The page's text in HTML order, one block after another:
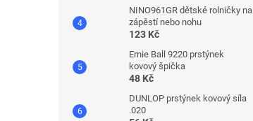
NINO961GR dětské rolničky na
zápěstí nebo nohu
123 Kč
Ernie Ball 9220 prstýnek
kovový špička
48 Kč
DUNLOP prstýnek kovový síla
.020